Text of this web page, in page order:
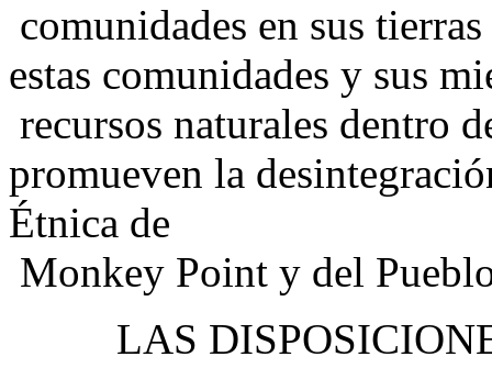
comunidades en sus
estas comunidades y sus
recursos naturales dentro
promueven la
Étnica de
Monkey Point y del
LAS